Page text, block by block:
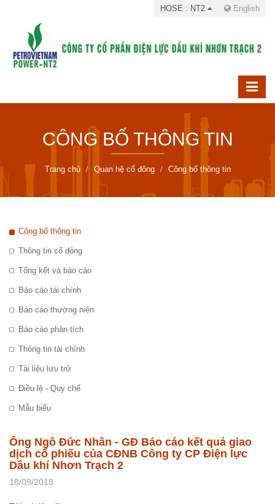
HOSE : NT2 English
CÔNG BỐ THÔNG TIN
Trang chủ Quan hệ cổ đông Công bố thông tin
Công bố thông tin
Thông tin cổ đông
Tổng kết và báo cáo
Báo cáo tài chính
Báo cáo thường niên
Báo cáo phân tích
Thông tin tài chính
Tài liệu lưu trữ
Điều lệ - Quy chế
Mẫu biểu
Ông Ngô Đức Nhân - GĐ Báo cáo kết quả giao
dịch cổ phiếu của CĐNB Công ty CP Điện lực
Dầu khí Nhơn Trạch 2
18/09/2018